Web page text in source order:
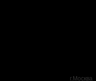
г.Москва